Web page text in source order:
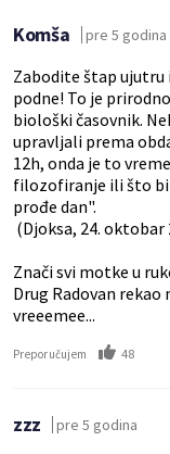
Komša pre 5 godina
Zabodite štap ujutru
podne! To je
biološki časovnik.
upravljali prema
12h, onda je to
filozofiranje ili što bi
prođe dan".
(Djoksa, 24. oktobar
Znači svi motke u
Drug Radovan
vreeemee...
Preporučujem 48
zzz pre 5 godina